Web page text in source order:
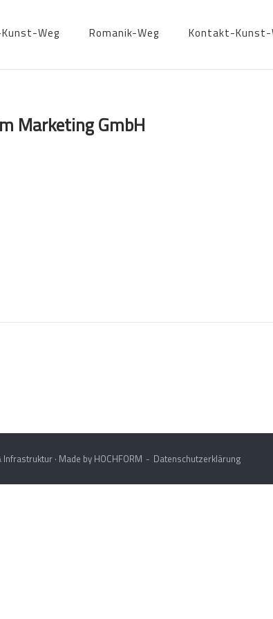
Weg Romanik-Weg Kontakt-Kunst-
Marketing GmbH
· Made by HOCHFORM Datenschutzerklärung